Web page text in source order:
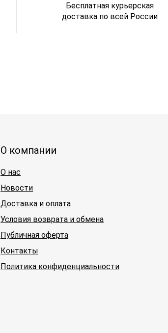
Бесплатная курьерская
доставка по всей России
О компании
О нас
Новости
Доставка и оплата
Условия возврата и обмена
Публичная оферта
Контакты
Политика конфиденциальности